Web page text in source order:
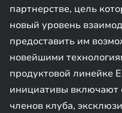
партнерстве, цель
новый уровень
предоставить им
новейшими
продуктовой линейке
инициативы включают
членов клуба,